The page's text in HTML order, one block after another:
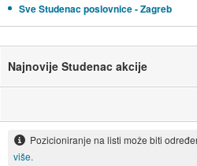
Sve Studenac poslovnice - Zagreb
Najnovije Studenac akcije
Pozicioniranje na listi može biti
više.